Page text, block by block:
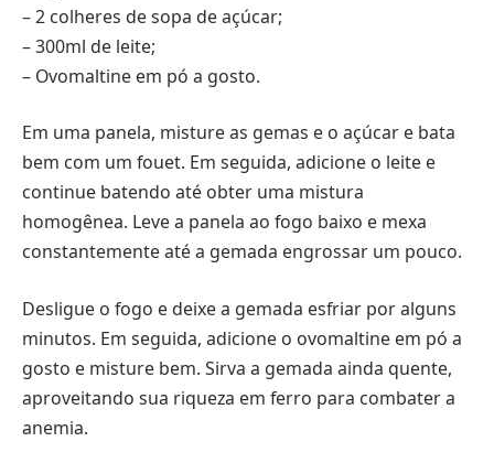
– 2 colheres de sopa de açúcar;
– 300ml de leite;
– Ovomaltine em pó a gosto.
Em uma panela, misture as gemas e o açúcar e bata
bem com um fouet. Em seguida, adicione o leite e
continue batendo até obter uma mistura
homogênea. Leve a panela ao fogo baixo e mexa
constantemente até a gemada engrossar um pouco.
Desligue o fogo e deixe a gemada esfriar por alguns
minutos. Em seguida, adicione o ovomaltine em pó a
gosto e misture bem. Sirva a gemada ainda quente,
aproveitando sua riqueza em ferro para combater a
anemia.